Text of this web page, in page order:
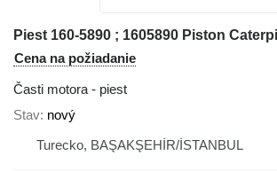
Cena na požiadanie
Časti motora - piest
Stav nový
Turecko, BAŞAKŞEHİR/İSTANBUL